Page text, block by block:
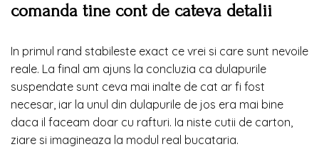
comanda tine cont de cateva detalii
In primul rand stabileste exact ce vrei si care sunt nevoile
reale. La final am ajuns la concluzia ca dulapurile
suspendate sunt ceva mai inalte de cat ar fi fost
necesar, iar la unul din dulapurile de jos era mai bine
daca il faceam doar cu rafturi. Ia niste cutii de carton,
ziare si imagineaza la modul real bucataria.